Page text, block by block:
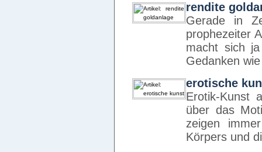
rendite
Gerade in
prophezeiter
macht sich
Gedanken
erotische
Erotik-Kunst
über das
zeigen
Körpers und